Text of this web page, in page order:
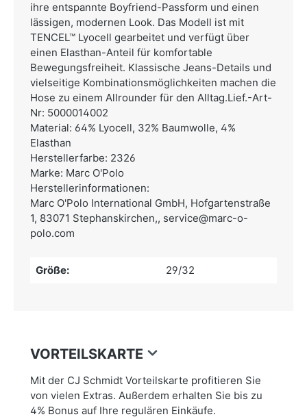
ihre entspannte Boyfriend-Passform und einen
lässigen, modernen Look. Das Modell ist mit
TENCEL™ Lyocell gearbeitet und verfügt über
einen Elasthan-Anteil für komfortable
Bewegungsfreiheit. Klassische Jeans-Details und
vielseitige Kombinationsmöglichkeiten machen die
Hose zu einem Allrounder für den Alltag.Lief.-Art-
Nr: 5000014002
Material: 64% Lyocell, 32% Baumwolle, 4%
Elasthan
Herstellerfarbe: 2326
Marke: Marc O'Polo
Herstellerinformationen:
Marc O'Polo International GmbH, Hofgartenstraße
1, 83071 Stephanskirchen,, service@marc-o-
polo.com
Größe: 29/32
VORTEILSKARTE
Mit der CJ Schmidt Vorteilskarte profitieren Sie
von vielen Extras. Außerdem erhalten Sie bis zu
4% Bonus auf Ihre regulären Einkäufe.